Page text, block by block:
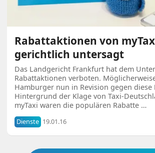
Rabattaktionen von
gerichtlich untersagt
Das Landgericht Frankfurt hat dem
Rabattaktionen verboten.
Hamburger nun in Revision gegen diese
Hintergrund der Klage von Taxi-
myTaxi waren die populären Rabatte …
Dienste 19.01.16